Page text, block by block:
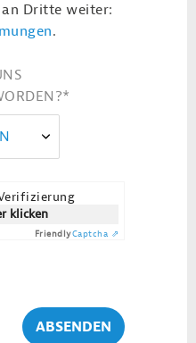
Dritte weiter:
.
*
klicken
FriendlyCaptcha ⇗
ABSENDEN